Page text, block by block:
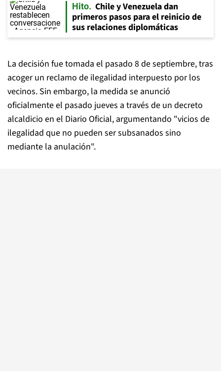
Hito
Chile y Venezuela dan
primeros pasos para el reinicio de
sus relaciones diplomáticas
La decisión fue tomada el pasado 8 de septiembre, tras
acoger un reclamo de ilegalidad interpuesto por los
vecinos. Sin embargo, la medida se anunció
oficialmente el pasado jueves a través de un decreto
alcaldicio en el Diario Oficial, argumentando "vicios de
ilegalidad que no pueden ser subsanados sino
mediante la anulación".